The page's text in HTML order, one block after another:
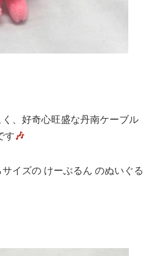
、好奇心旺盛な丹南ケーブル
す🎶
イズの けーぶるん のぬいぐる